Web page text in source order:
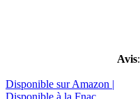
Avis:
Disponible sur Amazon |